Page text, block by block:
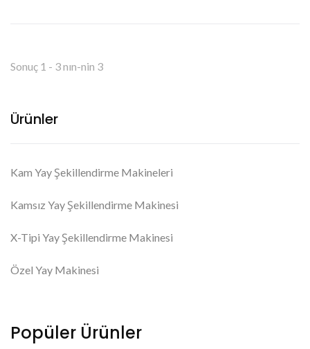
Sonuç 1 - 3 nın-nin 3
Ürünler
Kam Yay Şekillendirme Makineleri
Kamsız Yay Şekillendirme Makinesi
X-Tipi Yay Şekillendirme Makinesi
Özel Yay Makinesi
Popüler Ürünler